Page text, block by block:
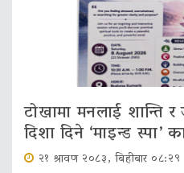
टोखामा मनलाई शान्ति
दिशा दिने ‘माइन्ड स्पा’
२१ श्रावण २०८३, बिहीबार ०८:२९